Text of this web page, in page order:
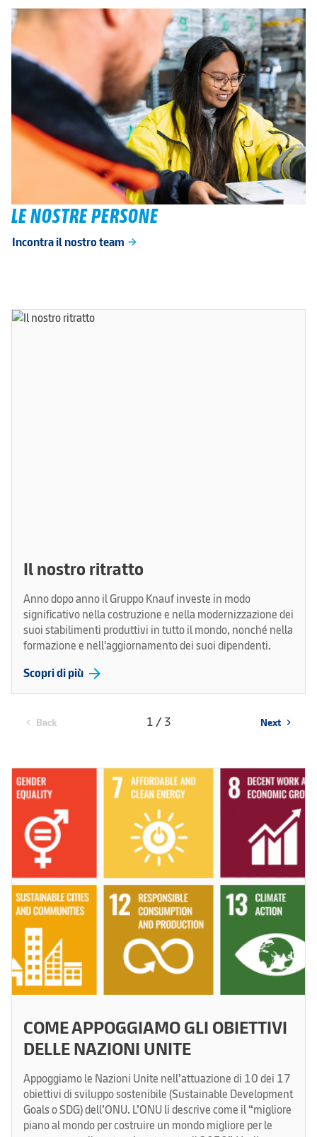
LE NOSTRE PERSONE
Incontra il nostro team arrow_forward
Il nostro ritratto
Anno dopo anno il Gruppo Knauf investe in modo
significativo nella costruzione e nella modernizzazione dei
suoi stabilimenti produttivi in ​​tutto il mondo, nonché nella
formazione e nell'aggiornamento dei suoi dipendenti.
Scopri di più arrow_forward
chevron_left Back 1 / 3 Next chevron_right
COME APPOGGIAMO GLI OBIETTIVI
DELLE NAZIONI UNITE
Appoggiamo le Nazioni Unite nell’attuazione di 10 dei 17
obiettivi di sviluppo sostenibile (Sustainable Development
Goals o SDG) dell’ONU. L’ONU li descrive come il “migliore
piano al mondo per costruire un mondo migliore per le